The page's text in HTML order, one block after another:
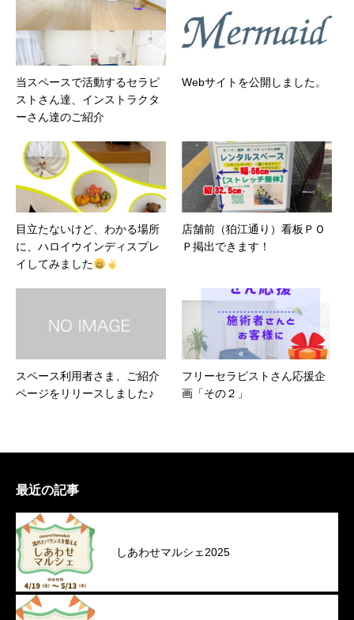
当スペースで活動するセラピ
ストさん達、インストラクタ
ーさん達のご紹介
Webサイトを公開しました。
目立たないけど、わかる場所
に、ハロイウインディスプレ
イしてみました
店舗前（狛江通り）看板ＰＯ
Ｐ掲出できます！
スペース利用者さま、ご紹介
ページをリリースしました♪
フリーセラピストさん応援企
画「その２」
最近の記事
しあわせマルシェ2025